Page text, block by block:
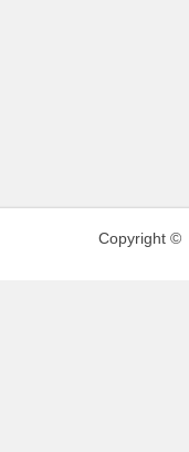
Copyright ©